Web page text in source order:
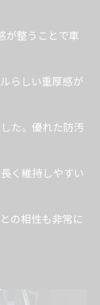
が整うことで車
らしい重厚感が
た。優れた防汚
く維持しやすい
の相性も非常に